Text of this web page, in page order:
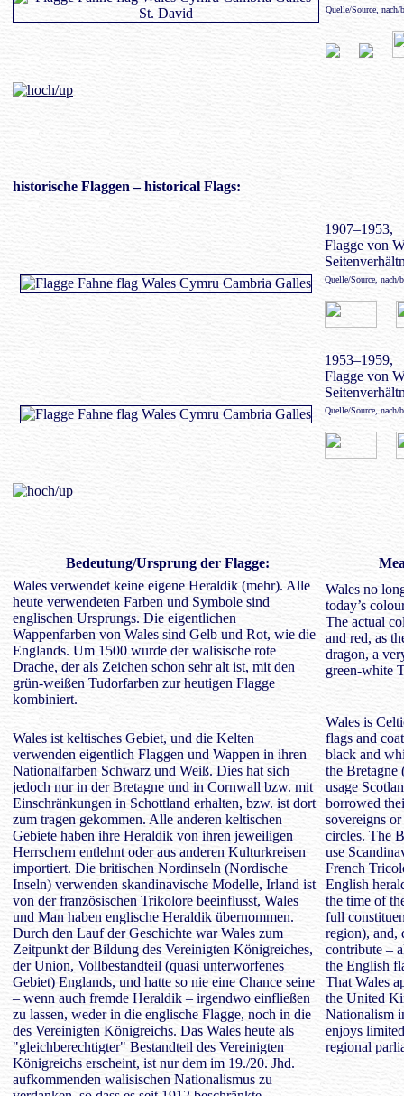
Quelle/Source,
historische Flaggen – historical Flags:
1907–1953,
Flagge von
Quelle/Source,
1953–1959,
Flagge von
Quelle/Source,
Bedeutung/Ursprung der Flagge:
Wales verwendet keine eigene Heraldik (mehr). Alle
heute verwendeten Farben und Symbole sind
englischen Ursprungs. Die eigentlichen
Wappenfarben von Wales sind Gelb und Rot, wie die
Englands. Um 1500 wurde der walisische rote
Drache, der als Zeichen schon sehr alt ist, mit den
grün-weißen Tudorfarben zur heutigen Flagge
kombiniert.
Wales no
today’s
The actual
and red, as
dragon, a
green-white
Wales ist keltisches Gebiet, und die Kelten
verwenden eigentlich Flaggen und Wappen in ihren
Nationalfarben Schwarz und Weiß. Dies hat sich
jedoch nur in der Bretagne und in Cornwall bzw. mit
Einschränkungen in Schottland erhalten, bzw. ist dort
zum tragen gekommen. Alle anderen keltischen
Gebiete haben ihre Heraldik von ihren jeweiligen
Herrschern entlehnt oder aus anderen Kulturkreisen
importiert. Die britischen Nordinseln (Nordische
Inseln) verwenden skandinavische Modelle, Irland ist
von der französischen Trikolore beeinflusst, Wales
und Man haben englische Heraldik übernommen.
Durch den Lauf der Geschichte war Wales zum
Zeitpunkt der Bildung des Vereinigten Königreiches,
der Union, Vollbestandteil (quasi unterworfenes
Gebiet) Englands, und hatte so nie eine Chance seine
– wenn auch fremde Heraldik – irgendwo einfließen
zu lassen, weder in die englische Flagge, noch in die
des Vereinigten Königreichs. Das Wales heute als
"gleichberechtigter" Bestandteil des Vereinigten
Königreichs erscheint, ist nur dem im 19./20. Jhd.
aufkommenden walisischen Nationalismus zu
Wales is
flags and
black and
the
usage
borrowed
sovereigns
circles. The
use
French
English
the time of
full
region), and,
contribute –
the English
That Wales
the United
Nationalism
enjoys
regional